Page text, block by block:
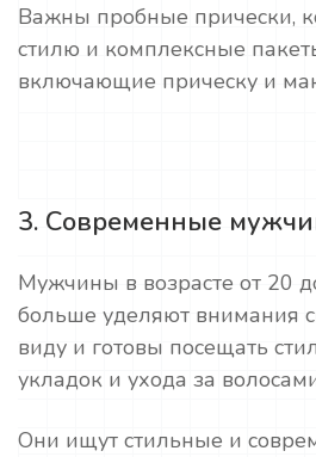
Важны пробные прически,
стилю и комплексные
включающие прическу и
3. Современные
Мужчины в возрасте от 20
больше уделяют внимания
виду и готовы посещать
укладок и ухода за
Они ищут стильные и